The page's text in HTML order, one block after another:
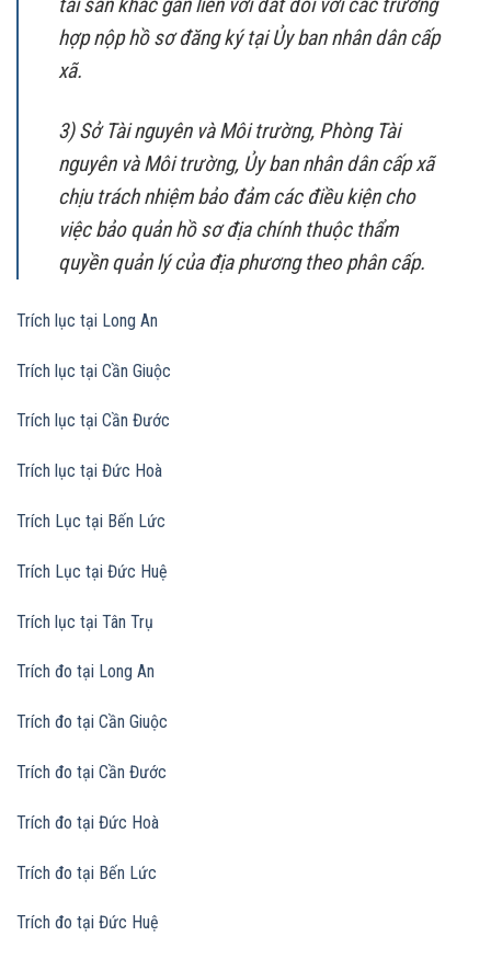
hợp nộp hồ sơ đăng ký tại Ủy ban nhân dân cấp
xã.
3) Sở Tài nguyên và Môi trường, Phòng Tài
nguyên và Môi trường, Ủy ban nhân dân cấp xã
chịu trách nhiệm bảo đảm các điều kiện cho
việc bảo quản hồ sơ địa chính thuộc thẩm
quyền quản lý của địa phương theo phân cấp.
Trích lục tại Long An
Trích lục tại Cần Giuộc
Trích lục tại Cần Đước
Trích lục tại Đức Hoà
Trích Lục tại Bến Lức
Trích Lục tại Đức Huệ
Trích lục tại Tân Trụ
Trích đo tại Long An
Trích đo tại Cần Giuộc
Trích đo tại Cần Đước
Trích đo tại Đức Hoà
Trích đo tại Bến Lức
Trích đo tại Đức Huệ